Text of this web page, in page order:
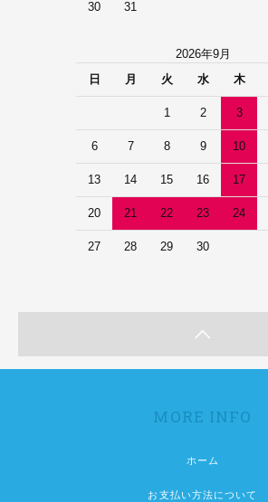
30 31
2026年9月
日
月 火 水 木
1 2 3
6 7 8 9 10
13 14 15 16 17
20 21 22 23 24
27 28 29 30
MORE INFO
ホーム
お支払い方法について